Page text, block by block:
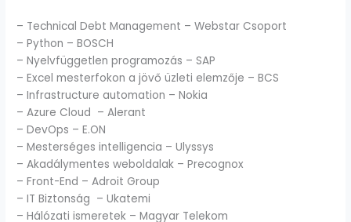
– Technical Debt Management – Webstar Csoport
– Python – BOSCH
– Nyelvfüggetlen programozás – SAP
– Excel mesterfokon a jövő üzleti elemzője – BCS
– Infrastructure automation – Nokia
– Azure Cloud – Alerant
– DevOps – E.ON
– Mesterséges intelligencia – Ulyssys
– Akadálymentes weboldalak – Precognox
– Front-End – Adroit Group
– IT Biztonság – Ukatemi
– Hálózati ismeretek – Magyar Telekom